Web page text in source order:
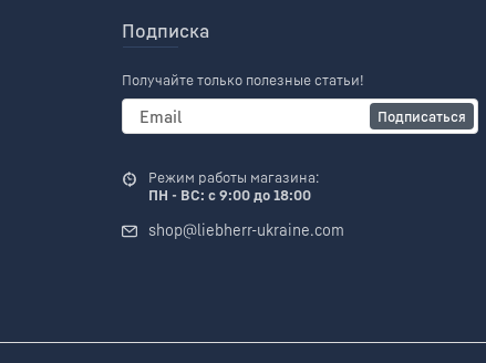
Подписка
Получайте только полезные статьи!
Подписаться
Режим работы магазина:
ПН - ВС: с 9:00 до 18:00
shop@liebherr-ukraine.com